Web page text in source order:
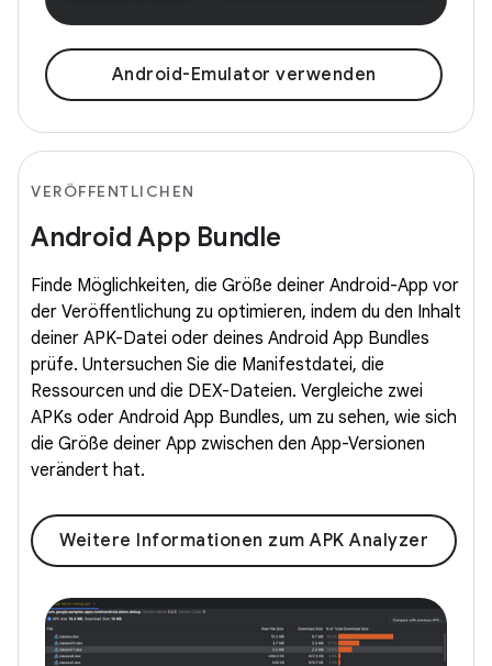
Android-Emulator verwenden
VERÖFFENTLICHEN
Android App Bundle
Finde Möglichkeiten, die Größe deiner Android-App vor
der Veröffentlichung zu optimieren, indem du den Inhalt
deiner APK-Datei oder deines Android App Bundles
prüfe. Untersuchen Sie die Manifestdatei, die
Ressourcen und die DEX-Dateien. Vergleiche zwei
APKs oder Android App Bundles, um zu sehen, wie sich
die Größe deiner App zwischen den App-Versionen
verändert hat.
Weitere Informationen zum APK Analyzer